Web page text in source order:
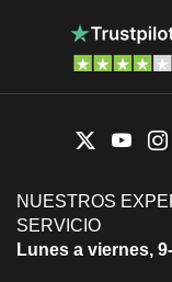
NUESTROS
SERVICIO
Lunes a viernes,